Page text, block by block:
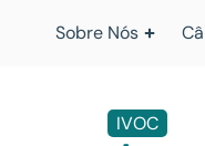
Sobre Nós
IVOC